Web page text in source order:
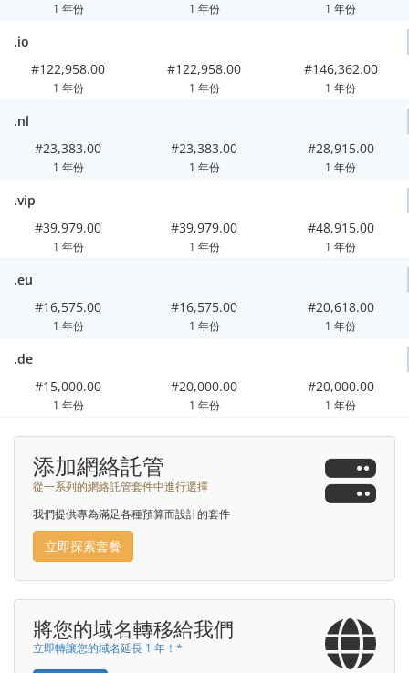
1 年份 1 年份 1 年份
.io
#122,958.00
1 年份
#122,958.00
1 年份
#146,362.00
1 年份
.nl
#23,383.00
1 年份
#23,383.00
1 年份
#28,915.00
1 年份
.vip
#39,979.00
1 年份
#39,979.00
1 年份
#48,915.00
1 年份
.eu
#16,575.00
1 年份
#16,575.00
1 年份
#20,618.00
1 年份
.de
#15,000.00
1 年份
#20,000.00
1 年份
#20,000.00
1 年份
添加網絡託管
從一系列的網絡託管套件中進行選擇
我們提供專為滿足各種預算而設計的套件
立即探索套餐
將您的域名轉移給我們
立即轉讓您的域名延長 1 年！*